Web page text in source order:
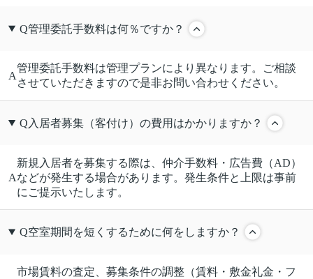
Q管理委託手数料は何％ですか？
A
管理委託手数料は管理プランにより異なります。ご相談
させていただきますので是非お問い合わせください。
Q 入居者募集（客付け）の費用はかかりますか？
A
新規入居者を募集する際は、仲介手数料・広告費（AD）
などが発生する場合があります。発生条件と上限は事前
にご提示いたします。
Q空室期間を短くするために何をしますか？
市場賃料の査定、募集条件の調整（賃料・敷金礼金・フ